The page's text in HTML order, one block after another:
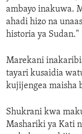
ambayo inakuwa.
ahadi hizo na
historia ya Sudan."
Marekani
tayari kusaidia
kujijengea maisha
Shukrani kwa
Mashariki ya Kati